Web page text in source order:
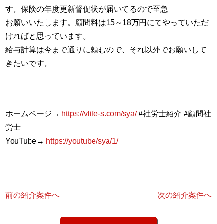
す。保険の年度更新督促状が届いてるので至急
お願いいたします。顧問料は15～18万円にてやっていただ
ければと思っています。
給与計算は今まで通りに頼むので、それ以外でお願いして
きたいです。
ホームページ→ https://vlife-s.com/sya/#社労士紹介 #顧問社
労士
YouTube→ https://youtube/sya/1/
前の紹介案件へ 次の紹介案件へ